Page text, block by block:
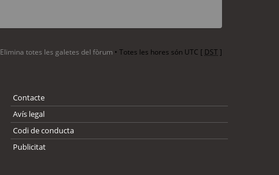
Elimina totes les galetes del fòrum • Totes les hores són UTC [ DST]
Contacte
Avís legal
Codi de conducta
Publicitat